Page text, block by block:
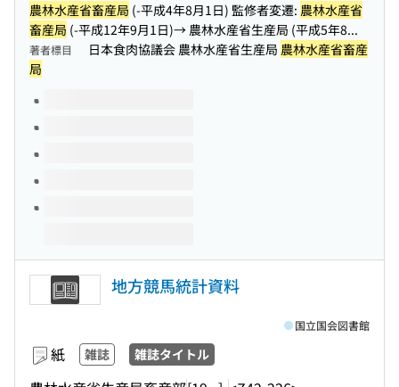
農林水産省畜産局 (-平成4年8月1日) 監修者変遷: 農林水産省
畜産局 (-平成12年9月1日)→ 農林水産省生産局 (平成5年8...
著者標目 日本食肉協議会 農林水産省生産局 農林水産省畜産
局
このタイトルの巻号
地方競馬統計資料
紙 雑誌 雑誌タイトル
国立国会図書館